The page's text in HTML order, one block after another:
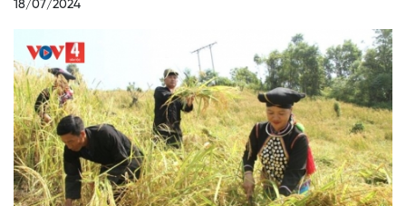
18/07/2024